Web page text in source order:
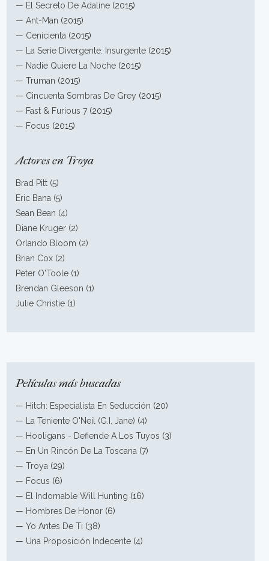
— El Secreto De Adaline (2015)
—Ant-Man (2015)
— Cenicienta (2015)
—
La Serie Divergente: Insurgente (2015)
— Nadie Quiere La Noche (2015)
—Truman (2015)
— Cincuenta Sombras De Grey (2015)
— Fast & Furious 7 (2015)
— Focus (2015)
Actores en Troya
Brad Pitt (5)
Eric Bana (5)
Sean Bean (4)
Diane Kruger (2)
Orlando Bloom (2)
Brian Cox (2)
Peter O'Toole (1)
Brendan Gleeson (1)
Julie Christie (1)
Películas más buscadas
— Hitch: Especialista En Seducción (20)
—
La Teniente O'Neil (G.I. Jane) (4)
— Hooligans - Defiende A Los Tuyos (3)
— En Un Rincón De La Toscana (7)
—Troya (29)
— Focus (6)
— El Indomable Will Hunting (16)
— Hombres De Honor (6)
—Yo Antes De Ti (38)
— Una Proposición Indecente (4)